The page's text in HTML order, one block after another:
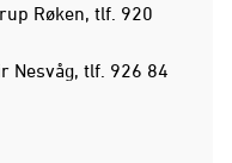
Røken, tlf. 920
Nesvåg, tlf. 926 84